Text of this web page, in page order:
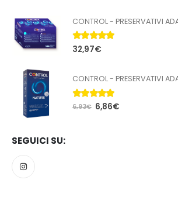
5.00Su 5
32,97€
5.00Su 5
6,93€ 6,86€
SEGUICI SU: